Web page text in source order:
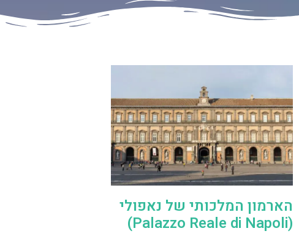
הארמון המלכותי של נאפולי
(Palazzo Reale di Napoli)